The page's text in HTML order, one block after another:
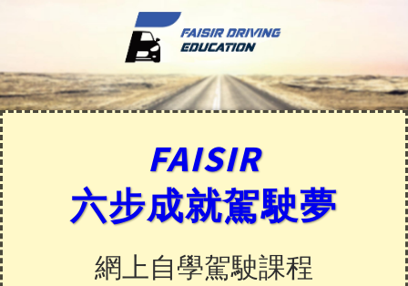
FAISIR
六步成就駕駛夢
網上自學駕駛課程